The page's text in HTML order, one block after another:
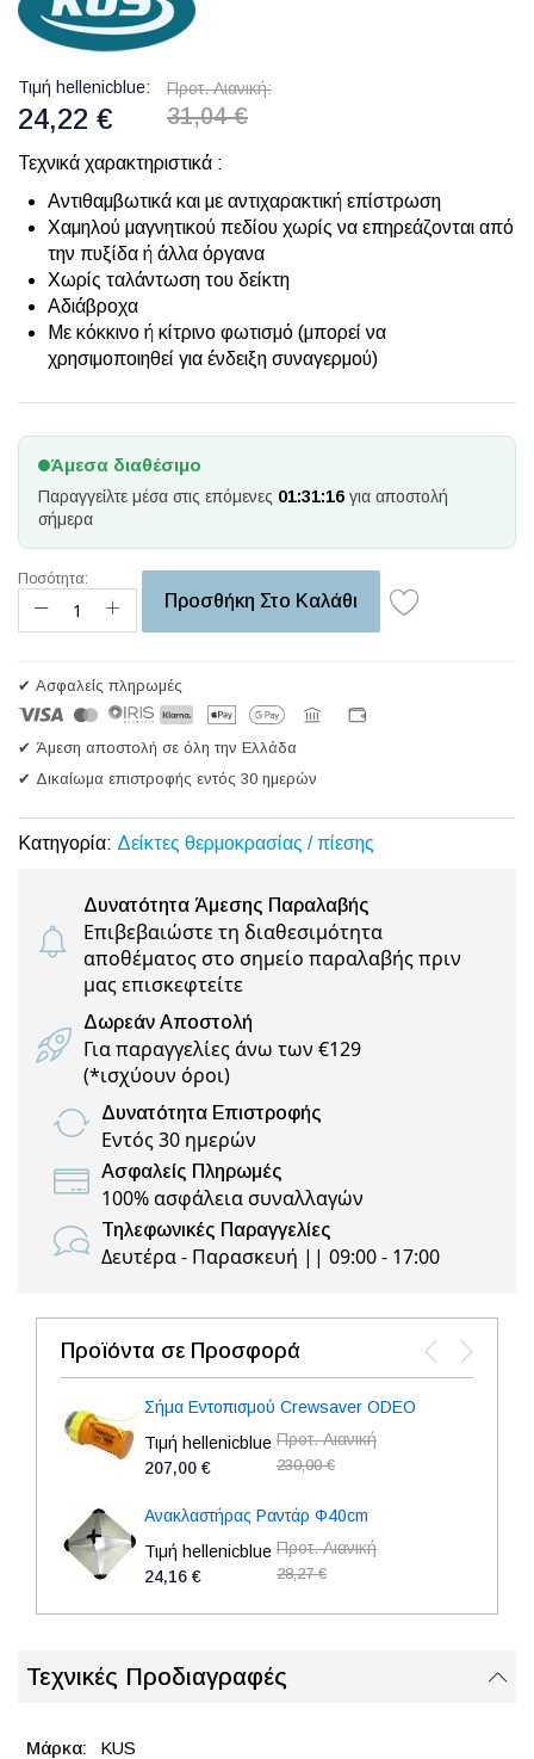
Τιμή hellenicblue
24,22 €
Προτ. Λιανική
31,04 €
Τεχνικά χαρακτηριστικά :
Αντιθαμβωτικά και με αντιχαρακτική επίστρωση
Χαμηλού μαγνητικού πεδίου χωρίς να επηρεάζονται από
την πυξίδα ή άλλα όργανα
Χωρίς ταλάντωση του δείκτη
Αδιάβροχα
Με κόκκινο ή κίτρινο φωτισμό (μπορεί να
χρησιμοποιηθεί για ένδειξη συναγερμού)
Άμεσα διαθέσιμο
Παραγγείλτε μέσα στις επόμενες 01:31:16 για αποστολή
σήμερα
Ποσότητα:
Προσθήκη Στο Καλάθι
✔ Ασφαλείς πληρωμές
✔ Άμεση αποστολή σε όλη την Ελλάδα
✔ Δικαίωμα επιστροφής εντός 30 ημερών
Κατηγορία: Δείκτες θερμοκρασίας / πίεσης
Δυνατότητα Άμεσης Παραλαβής
Επιβεβαιώστε τη διαθεσιμότητα
αποθέματος στο σημείο παραλαβής πριν
μας επισκεφτείτε
Δωρεάν Αποστολή
Για παραγγελίες άνω των €129
(*ισχύουν όροι)
Δυνατότητα Επιστροφής
Εντός 30 ημερών
Ασφαλείς Πληρωμές
100% ασφάλεια συναλλαγών
Τηλεφωνικές Παραγγελίες
Δευτέρα - Παρασκευή || 09:00 - 17:00
Προϊόντα σε Προσφορά
Σήμα Εντοπισμού Crewsaver ODEO
Τιμή hellenicblue
207,00 €
Προτ. Λιανική
230,00 €
Ανακλαστήρας Ραντάρ Φ40cm
Τιμή hellenicblue
24,16 €
Προτ. Λιανική
28,27 €
Τεχνικές Προδιαγραφές
KUS